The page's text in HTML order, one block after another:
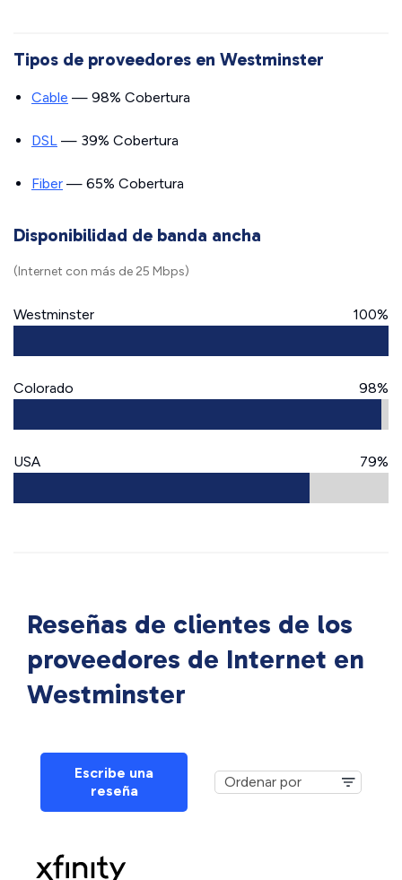
Tipos de proveedores en Westminster
Cable — 98% Cobertura
DSL — 39% Cobertura
Fiber — 65% Cobertura
Disponibilidad de banda ancha
(Internet con más de 25 Mbps)
Westminster 100%
Colorado 98%
USA 79%
Reseñas de clientes de los
proveedores de Internet en
Westminster
Escribe una
reseña